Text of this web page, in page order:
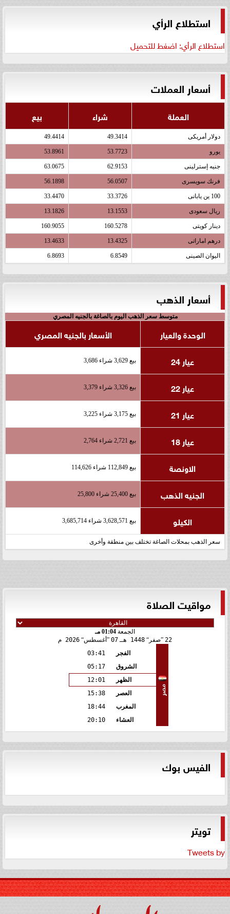
استطلاع الرأي
استطلاع الرأي: اضغط للتحميل
أسعار العملات
العملة شراء بيع
دولار أمريكى 49.3414
49.4414
يورو 53.7723
53.8961
جنيه إسترلينى 62.9153
63.0675
فرنك سويسرى 56.0507
56.1898
100 ين يابانى 33.3726
33.4470
ريال سعودى 13.1553
13.1826
دينار كويتى 160.5278
160.9055
درهم اماراتى 13.4325
13.4633
اليوان الصينى 6.8549
6.8693
أسعار الذهب
متوسط سعر الذهب اليوم بالصاغة بالجنيه المصري
الوحدة والعيار
الأسعار بالجنيه المصري
عيار 24
بيع 3,629 شراء 3,686
عيار 22 بيع 3,326 شراء 3,379
عيار 21 بيع 3,175 شراء 3,225
عيار 18 بيع 2,721 شراء 2,764
الاونصة بيع 112,849 شراء 114,626
الجنيه الذهب بيع 25,400 شراء 25,800
الكيلو بيع 3,628,571 شراء 3,685,714
سعر الذهب بمحلات الصاغة تختلف بين منطقة وأخرى
مواقيت الصلاة
الجمعة 01:04 مـ
22 صفر 1448 هـ 07 أغسطس 2026 م
مصر
الفجر
03:41
الشروق
05:17
الظهر
12:01
العصر
15:38
المغرب
18:44
العشاء
20:10
الفيس بوك
تويتر
Tweets by